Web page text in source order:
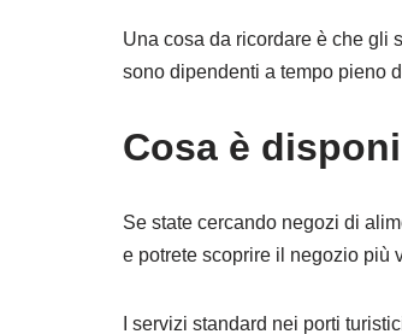
Una cosa da ricordare è che gli
sono dipendenti a tempo pieno
Cosa è
Se state cercando negozi di
e potrete scoprire il negozio più
I servizi standard nei porti